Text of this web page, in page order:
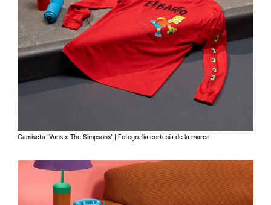
Camiseta ‘Vans x The Simpsons’ | Fotografía cortesía de la marca